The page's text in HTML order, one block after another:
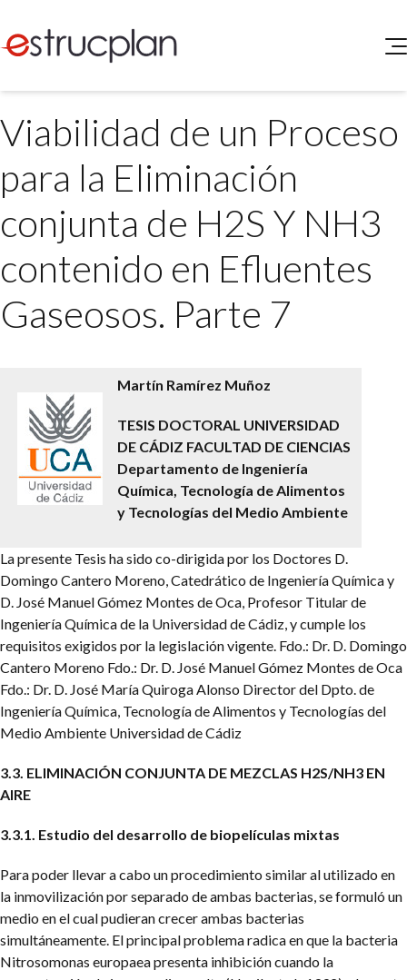
SERVICIOS
Medio Ambiente
Legislación
INGRESAR
Portal de Clientes
Buscador de Legislación
Matriz Premium
Matriz Profesional
Viabilidad de un Proceso
para la Eliminación
conjunta de H2S Y NH3
contenido en Efluentes
Gaseosos. Parte 7
Martín Ramírez Muñoz
TESIS DOCTORAL UNIVERSIDAD
DE CÁDIZ FACULTAD DE CIENCIAS
Departamento de Ingeniería
Química, Tecnología de Alimentos
y Tecnologías del Medio Ambiente
La presente Tesis ha sido co-dirigida por los Doctores D.
Domingo Cantero Moreno, Catedrático de Ingeniería Química y
D. José Manuel Gómez Montes de Oca, Profesor Titular de
Ingeniería Química de la Universidad de Cádiz, y cumple los
requisitos exigidos por la legislación vigente. Fdo.: Dr. D. Domingo
Cantero Moreno Fdo.: Dr. D. José Manuel Gómez Montes de Oca
Fdo.: Dr. D. José María Quiroga Alonso Director del Dpto. de
Ingeniería Química, Tecnología de Alimentos y Tecnologías del
Medio Ambiente Universidad de Cádiz
3.3. ELIMINACIÓN CONJUNTA DE MEZCLAS H2S/NH3 EN
AIRE
3.3.1. Estudio del desarrollo de biopelículas mixtas
Para poder llevar a cabo un procedimiento similar al utilizado en
la inmovilización por separado de ambas bacterias, se formuló un
medio en el cual pudieran crecer ambas bacterias
simultáneamente. El principal problema radica en que la bacteria
Nitrosomonas europaea presenta inhibición cuando la